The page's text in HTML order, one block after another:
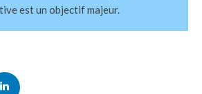
est un objectif majeur.